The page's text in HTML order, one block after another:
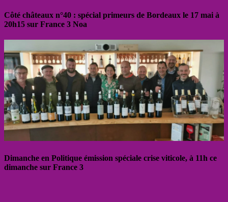
Côté châteaux n°40 : spécial primeurs de Bordeaux le 17 mai à
20h15 sur France 3 Noa
Dimanche en Politique émission spéciale crise viticole, à 11h ce
dimanche sur France 3